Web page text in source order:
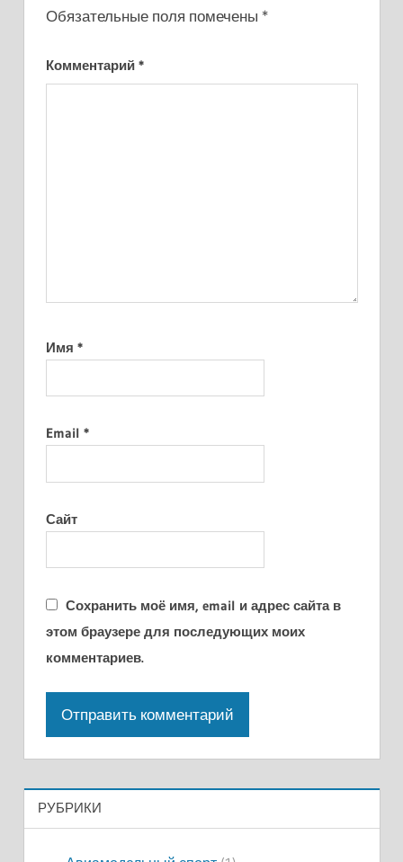
Обязательные поля помечены *
Комментарий *
Имя *
Email *
Сайт
Сохранить моё имя, email и адрес сайта в
этом браузере для последующих моих
комментариев.
РУБРИКИ